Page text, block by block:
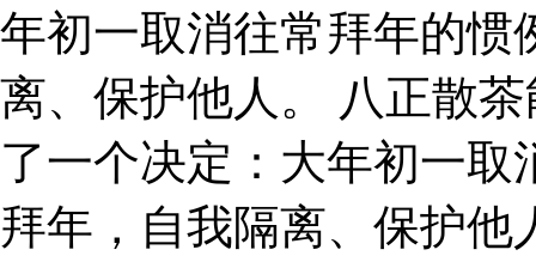
年初一取消往常拜年的惯
离、保护他人。 八正散
了一个决定：大年初一
拜年，自我隔离、保护他